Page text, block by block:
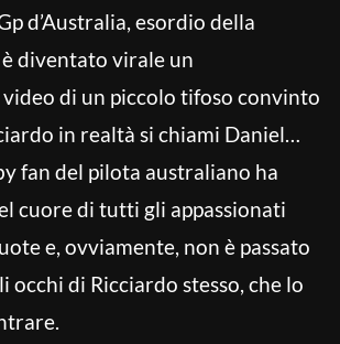
d’Australia, esordio della
diventato virale un
di un piccolo tifoso convinto
in realtà si chiami Daniel…
fan del pilota australiano ha
cuore di tutti gli appassionati
e, ovviamente, non è passato
occhi di Ricciardo stesso, che lo